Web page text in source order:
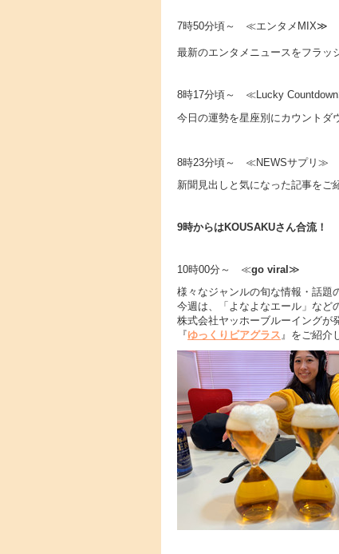
7時50分頃～ ≪エンタメMIX≫
最新のエンタメニュースをフラッ
8時17分頃～ ≪Lucky
今日の運勢を星座別にカウントダ
8時23分頃～ ≪NEWSサプリ≫
新聞見出しと気になった記事をご
9時からはKOUSAKUさん合流！
10時00分～ ≪go viral ≫
様々なジャンルの旬な情報・話題
今週は、「よなよなエール」など
株式会社ヤッホーブルーイングが
『ゆっくりビアグラス』をご紹介